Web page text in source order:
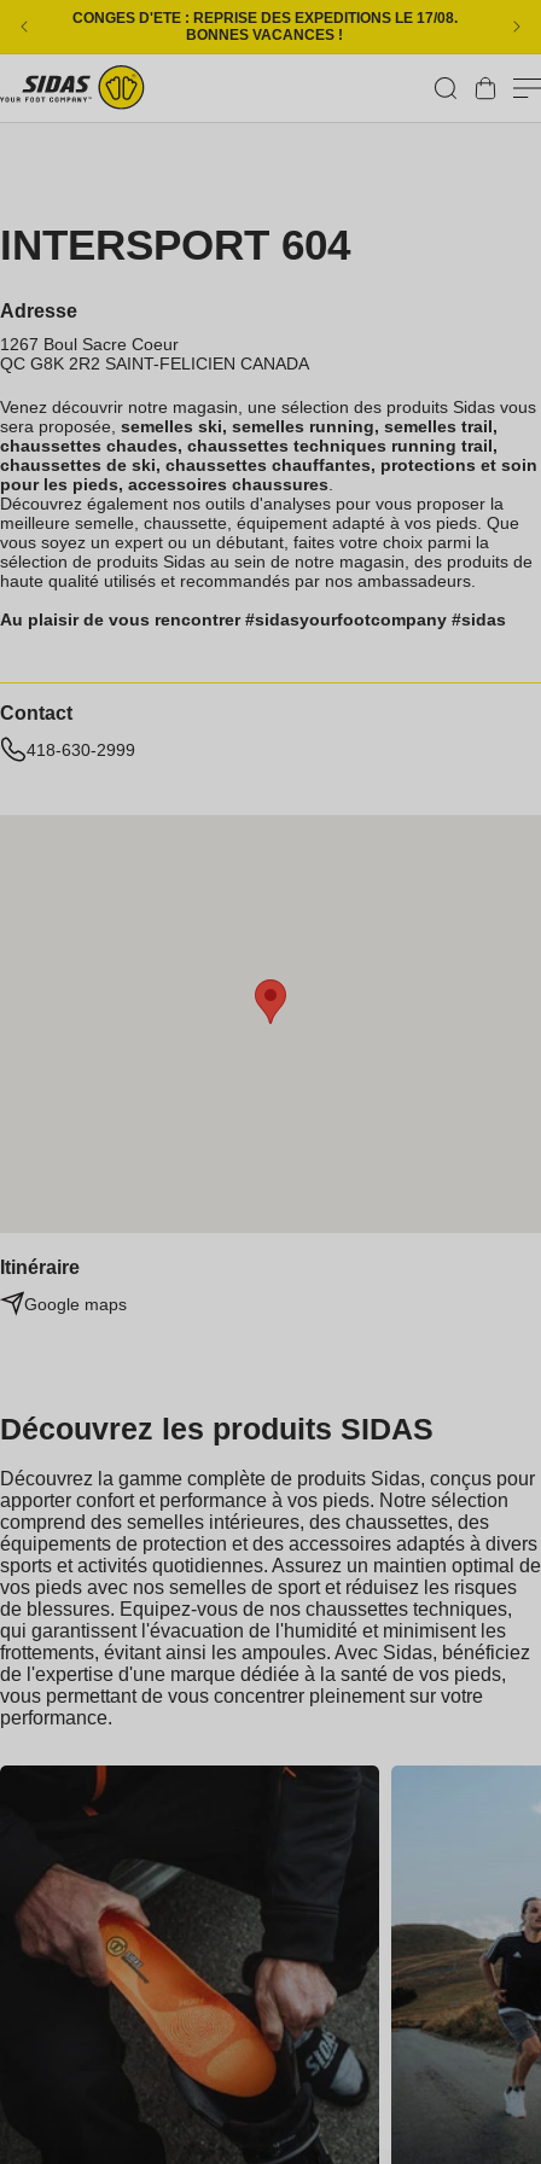
Ignorer et passer au contenu
CONGES D'ETE : REPRISE DES EXPEDITIONS LE 17/08.
BONNES VACANCES !
Panier
INTERSPORT 604
Adresse
1267 Boul Sacre Coeur
QC G8K 2R2 SAINT-FELICIEN CANADA
Venez découvrir notre magasin, une sélection des produits Sidas vous
sera proposée, semelles ski, semelles running, semelles trail,
chaussettes chaudes, chaussettes techniques running trail,
chaussettes de ski, chaussettes chauffantes, protections et soin
pour les pieds, accessoires chaussures.
Découvrez également nos outils d'analyses pour vous proposer la
meilleure semelle, chaussette, équipement adapté à vos pieds. Que
vous soyez un expert ou un débutant, faites votre choix parmi la
sélection de produits Sidas au sein de notre magasin, des produits de
haute qualité utilisés et recommandés par nos ambassadeurs.
Au plaisir de vous rencontrer #sidasyourfootcompany #sidas
Itinéraire
Google maps
Contact
418-630-2999
Découvrez les produits SIDAS
Découvrez la gamme complète de produits Sidas, conçus pour
apporter confort et performance à vos pieds. Notre sélection
comprend des semelles intérieures, des chaussettes, des
équipements de protection et des accessoires adaptés à divers
sports et activités quotidiennes. Assurez un maintien optimal de
vos pieds avec nos semelles de sport et réduisez les risques
de blessures. Equipez-vous de nos chaussettes techniques,
qui garantissent l'évacuation de l'humidité et minimisent les
frottements, évitant ainsi les ampoules. Avec Sidas, bénéficiez
de l'expertise d'une marque dédiée à la santé de vos pieds,
vous permettant de vous concentrer pleinement sur votre
performance.